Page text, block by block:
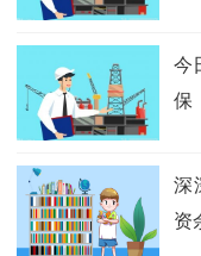
今
保
深
资